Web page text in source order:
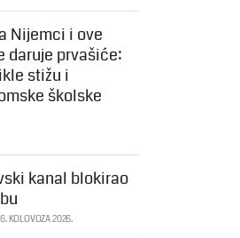
Nijemci i ove
daruje prvašiće:
stižu i
školske
kanal blokirao
KOLOVOZA 2026.